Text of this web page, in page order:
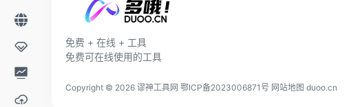
免费 + 在线 + 工具
免费可在线使用的工具
Copyright © 2026 谬神工具网 鄂ICP备2023006871号 网站地图 duoo.cn